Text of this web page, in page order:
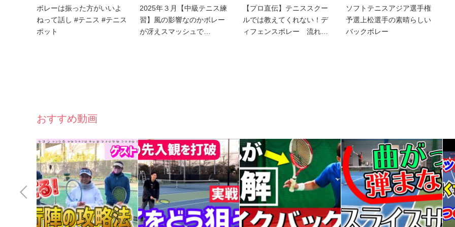
ボレーは振った方がいいよ
ねって話し #テニス #テニス
ポット
2025年３月【中級テニス練
習】風の影響なのかボレー
が冴えスマッシュで…
【プロ直伝】テニススクー
ルでは教えてくれない！デ
ィフェンスボレー 流れ…
ソフトテニスアジア選手権
予選上松選手の素晴らしい
バックボレー
おすすめ動画